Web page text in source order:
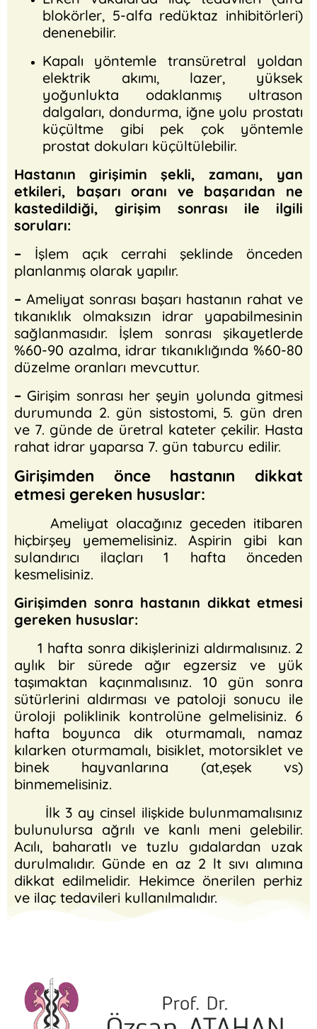
blokörler, 5-alfa redüktaz inhibitörleri)
denenebilir.
Kapalı yöntemle transüretral yoldan
elektrik akımı, lazer, yüksek
yoğunlukta odaklanmış ultrason
dalgaları, dondurma, iğne yolu prostatı
küçültme gibi pek çok yöntemle
prostat dokuları küçültülebilir.
Hastanın girişimin şekli, zamanı, yan
etkileri, başarı oranı ve başarıdan ne
kastedildiği, girişim sonrası ile ilgili
soruları:
– İşlem açık cerrahi şeklinde önceden
planlanmış olarak yapılır.
– Ameliyat sonrası başarı hastanın rahat ve
tıkanıklık olmaksızın idrar yapabilmesinin
sağlanmasıdır. İşlem sonrası şikayetlerde
%60-90 azalma, idrar tıkanıklığında %60-80
düzelme oranları mevcuttur.
– Girişim sonrası her şeyin yolunda gitmesi
durumunda 2. gün sistostomi, 5. gün dren
ve 7. günde de üretral kateter çekilir. Hasta
rahat idrar yaparsa 7. gün taburcu edilir.
Girişimden önce hastanın dikkat
etmesi gereken hususlar:
Ameliyat olacağınız geceden itibaren
hiçbirşey yememelisiniz. Aspirin gibi kan
sulandırıcı ilaçları 1 hafta önceden
kesmelisiniz.
Girişimden sonra hastanın dikkat etmesi
gereken hususlar:
1 hafta sonra dikişlerinizi aldırmalısınız. 2
aylık bir sürede ağır egzersiz ve yük
taşımaktan kaçınmalısınız. 10 gün sonra
sütürlerini aldırması ve patoloji sonucu ile
üroloji poliklinik kontrolüne gelmelisiniz. 6
hafta boyunca dik oturmamalı, namaz
kılarken oturmamalı, bisiklet, motorsiklet ve
binek hayvanlarına (at,eşek vs)
binmemelisiniz.
İlk 3 ay cinsel ilişkide bulunmamalısınız
bulunulursa ağrılı ve kanlı meni gelebilir.
Acılı, baharatlı ve tuzlu gıdalardan uzak
durulmalıdır. Günde en az 2 lt sıvı alımına
dikkat edilmelidir. Hekimce önerilen perhiz
ve ilaç tedavileri kullanılmalıdır.